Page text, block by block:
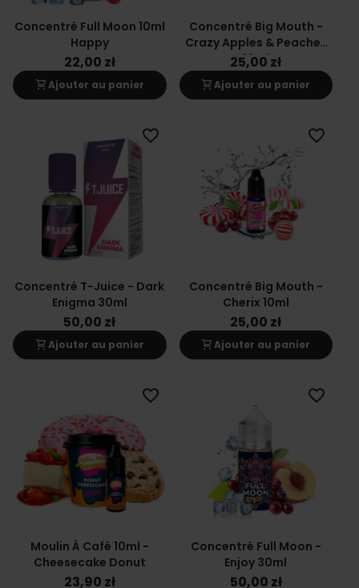
Concentré Full Moon 10ml
Happy
22,00 zł
shopping_cartAjouter au panier
Concentré Big Mouth -
Crazy Apples & Peaches
10ml
25,00 zł
shopping_cartAjouter au panier
Concentré T-Juice - Dark
Enigma 30ml
50,00 zł
shopping_cartAjouter au panier
favorite_border
Concentré Big Mouth -
Cherix 10ml
25,00 zł
shopping_cartAjouter au panier
favorite_border
Moulin À Café 10ml -
Cheesecake Donut
23,90 zł
favorite_border
Concentré Full Moon -
Enjoy 30ml
50,00 zł
favorite_border